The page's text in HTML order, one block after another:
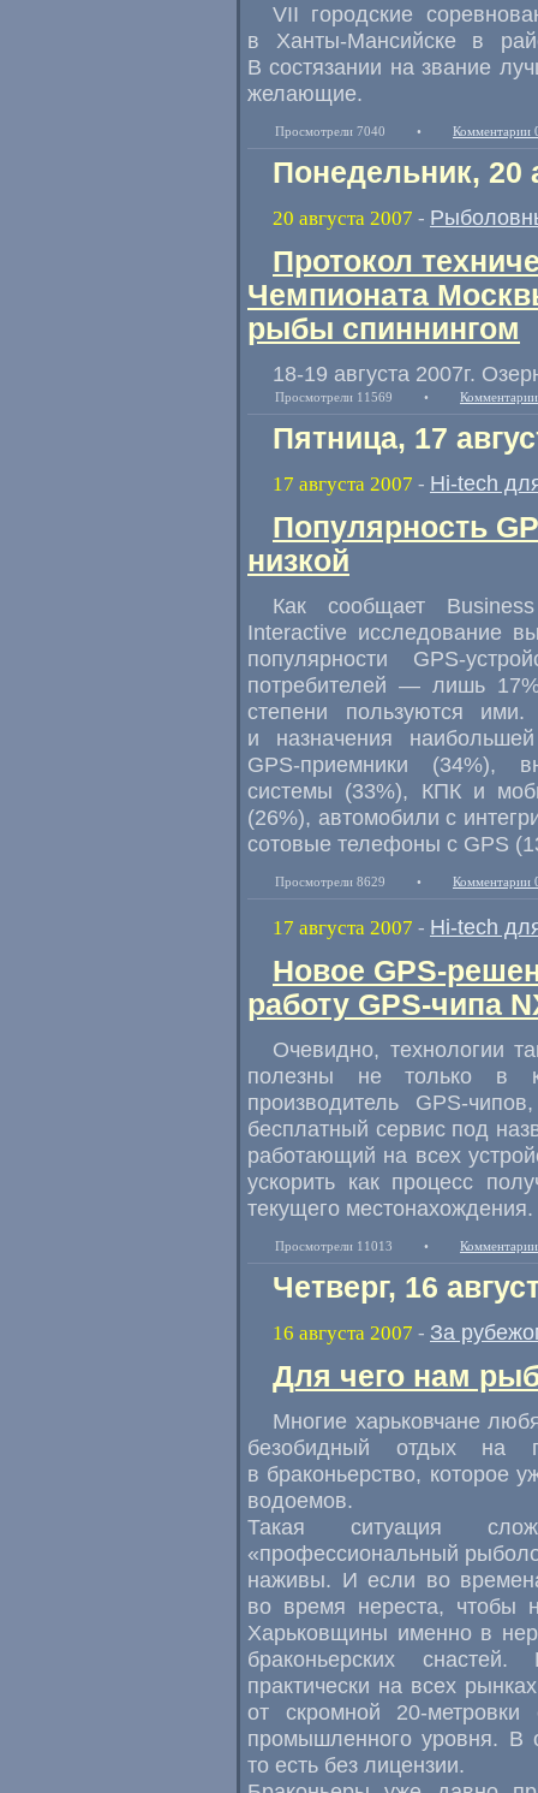
VII городские
в Ханты-Мансийске в
В состязании на звание
желающие.
Просмотрели 7040 • Комментарии
Понедельник, 20
20 августа 2007 -
Протокол
Чемпионата
рыбы спиннингом
18-19 августа 2007г.
Просмотрели 11569 •
Пятница, 17
17 августа 2007 - Hi-tech
Популярность
низкой
Как сообщает
Interactive исследование
популярности GPS-
потребителей — лишь
степени пользуются ими.
и назначения
GPS-приемники (34%),
системы (33%), КПК и
(26%), автомобили с
сотовые телефоны с GPS
Просмотрели 8629 • Комментарии
17 августа 2007 - Hi-tech
Новое GPS-
работу GPS-чипа
Очевидно, технологии
полезны не только в
производитель GPS-
бесплатный сервис под
работающий на всех
ускорить как процесс
текущего местонахождения.
Просмотрели 11013 •
Четверг, 16
16 августа 2007 - За
Для чего нам
Многие харьковчане
безобидный отдых на
в браконьерство, которое
водоемов.
Такая ситуация
«профессиональный
наживы. И если во
во время нереста, чтобы
Харьковщины именно в
браконьерских
практически на всех
от скромной 20-метровки
промышленного уровня. В
то есть без лицензии.